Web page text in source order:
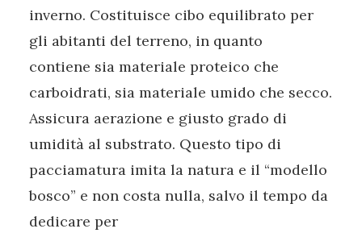
inverno. Costituisce cibo equilibrato per
gli abitanti del terreno, in quanto
contiene sia materiale proteico che
carboidrati, sia materiale umido che secco.
Assicura aerazione e giusto grado di
umidità al substrato. Questo tipo di
pacciamatura imita la natura e il “modello
bosco” e non costa nulla, salvo il tempo da
dedicare per